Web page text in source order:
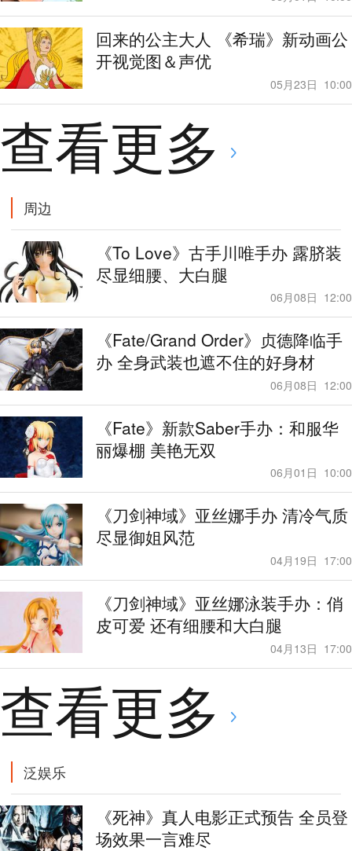
回来的公主大人 《希瑞》新动画公
开视觉图＆声优
05月23日 10:00
查看更多
周边
《To Love》古手川唯手办 露脐装
尽显细腰、大白腿
06月08日 12:00
《Fate/Grand Order》贞德降临手
办 全身武装也遮不住的好身材
06月08日 12:00
《Fate》新款Saber手办：和服华
丽爆棚 美艳无双
06月01日 10:00
《刀剑神域》亚丝娜手办 清冷气质
尽显御姐风范
04月19日 17:00
《刀剑神域》亚丝娜泳装手办：俏
皮可爱 还有细腰和大白腿
04月13日 17:00
查看更多
泛娱乐
《死神》真人电影正式预告 全员登
场效果一言难尽